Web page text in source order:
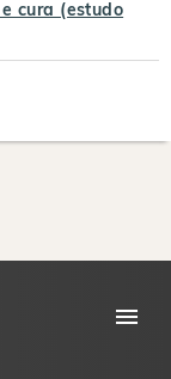
cura (estudo